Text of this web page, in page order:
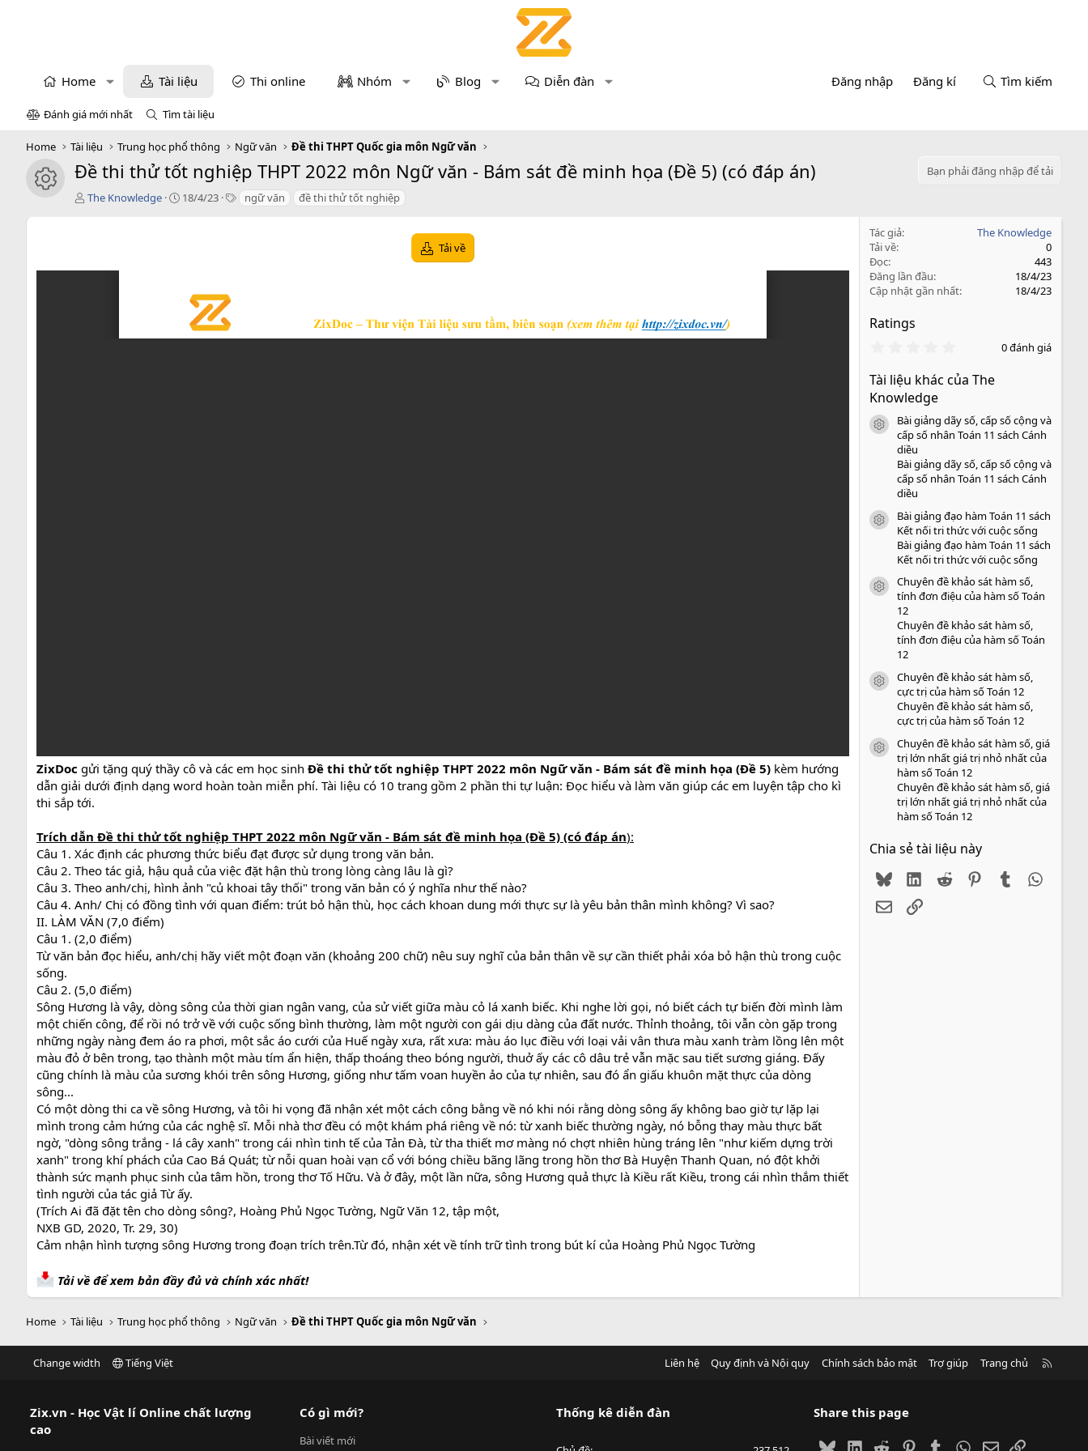
Home Tài liệu Thi online Nhóm Blog Diễn đàn Đăng nhập Đăng kí Tìm kiếm
Đánh giá mới nhất Tìm tài liệu
Home Tài liệu Trung học phổ thông Ngữ văn Đề thi THPT Quốc gia môn Ngữ văn
icon tài liệu
Đề thi thử tốt nghiệp THPT 2022 môn Ngữ văn - Bám sát đề minh họa (Đề 5) (có đáp án)
Bạn phải đăng nhập để tải
T
ả
The Knowledge
C
t
18/4/23
T ngữ văn đề thi thử tốt nghiệp
Tải về
ZixDoc gửi tặng quý thầy cô và các em học sinh Đề thi thử tốt nghiệp THPT 2022 môn Ngữ văn - Bám sát đề minh họa (Đề 5) kèm hướng
dẫn giải dưới định dạng word hoàn toàn miễn phí. Tài liệu có 10 trang gồm 2 phần thi tự luận: Đọc hiểu và làm văn giúp các em luyện tập cho kì
thi sắp tới.
Trích dẫn Đề thi thử tốt nghiệp THPT 2022 môn Ngữ văn - Bám sát đề minh họa (Đề 5) (có đáp án):
Câu 1. Xác định các phương thức biểu đạt được sử dụng trong văn bản.
Câu 2. Theo tác giả, hậu quả của việc đặt hận thù trong lòng càng lâu là gì?
Câu 3. Theo anh/chị, hình ảnh "củ khoai tây thối" trong văn bản có ý nghĩa như thế nào?
Câu 4. Anh/ Chị có đồng tình với quan điểm: trút bỏ hận thù, học cách khoan dung mới thực sự là yêu bản thân mình không? Vì sao?
II. LÀM VĂN (7,0 điểm)
Câu 1. (2,0 điểm)
Từ văn bản đọc hiểu, anh/chị hãy viết một đoạn văn (khoảng 200 chữ) nêu suy nghĩ của bản thân về sự cần thiết phải xóa bỏ hận thù trong cuộc
sống.
Câu 2. (5,0 điểm)
Sông Hương là vậy, dòng sông của thời gian ngân vang, của sử viết giữa màu cỏ lá xanh biếc. Khi nghe lời gọi, nó biết cách tự biến đời mình làm
một chiến công, để rồi nó trở về với cuộc sống bình thường, làm một người con gái dịu dàng của đất nước. Thỉnh thoảng, tôi vẫn còn gặp trong
những ngày nàng đem áo ra phơi, một sắc áo cưới của Huế ngày xưa, rất xưa: màu áo lục điều với loại vải vân thưa màu xanh tràm lồng lên một
màu đỏ ở bên trong, tạo thành một màu tím ẩn hiện, thấp thoáng theo bóng người, thuở ấy các cô dâu trẻ vẫn mặc sau tiết sương giáng. Đấy
cũng chính là màu của sương khói trên sông Hương, giống như tấm voan huyền ảo của tự nhiên, sau đó ẩn giấu khuôn mặt thực của dòng
sông...
Có một dòng thi ca về sông Hương, và tôi hi vọng đã nhận xét một cách công bằng về nó khi nói rằng dòng sông ấy không bao giờ tự lặp lại
mình trong cảm hứng của các nghệ sĩ. Mỗi nhà thơ đều có một khám phá riêng về nó: từ xanh biếc thường ngày, nó bỗng thay màu thực bất
ngờ, "dòng sông trắng - lá cây xanh" trong cái nhìn tinh tế của Tản Đà, từ tha thiết mơ màng nó chợt nhiên hùng tráng lên "như kiếm dựng trời
xanh" trong khí phách của Cao Bá Quát; từ nỗi quan hoài vạn cổ với bóng chiều bãng lãng trong hồn thơ Bà Huyện Thanh Quan, nó đột khởi
thành sức mạnh phục sinh của tâm hồn, trong thơ Tố Hữu. Và ở đây, một lần nữa, sông Hương quả thực là Kiều rất Kiều, trong cái nhìn thắm thiết
tình người của tác giả Từ ấy.
(Trích Ai đã đặt tên cho dòng sông?, Hoàng Phủ Ngọc Tường, Ngữ Văn 12, tập một,
NXB GD, 2020, Tr. 29, 30)
Cảm nhận hình tượng sông Hương trong đoạn trích trên.Từ đó, nhận xét về tính trữ tình trong bút kí của Hoàng Phủ Ngọc Tường
Tải về để xem bản đầy đủ và chính xác nhất!
Tác giả
The Knowledge
Tải về
0
Đọc
443
Đăng lần đầu
18/4/23
Cập nhật gần nhất
18/4/23
Ratings
0
0
o
0 đánh giá
Tài liệu khác của The
Knowledge
icon tài liệu
Bài giảng dãy số, cấp số cộng và
cấp số nhân Toán 11 sách Cánh
diều
Bài giảng dãy số, cấp số cộng và
cấp số nhân Toán 11 sách Cánh
diều
icon tài liệu
Bài giảng đạo hàm Toán 11 sách
Kết nối tri thức với cuộc sống
Bài giảng đạo hàm Toán 11 sách
Kết nối tri thức với cuộc sống
icon tài liệu
Chuyên đề khảo sát hàm số,
tính đơn điệu của hàm số Toán
12
Chuyên đề khảo sát hàm số,
tính đơn điệu của hàm số Toán
12
icon tài liệu
Chuyên đề khảo sát hàm số,
cực trị của hàm số Toán 12
Chuyên đề khảo sát hàm số,
cực trị của hàm số Toán 12
icon tài liệu
Chuyên đề khảo sát hàm số, giá
trị lớn nhất giá trị nhỏ nhất của
hàm số Toán 12
Chuyên đề khảo sát hàm số, giá
trị lớn nhất giá trị nhỏ nhất của
hàm số Toán 12
Chia sẻ tài liệu này
BlueskyLinkedIn
Reddit PinterestTumblr
EmailLink
Home Tài liệu Trung học phổ thông Ngữ văn Đề thi THPT Quốc gia môn Ngữ văn
Change width Tiếng Việt Liên hệ Quy định và Nội quy Chính sách bảo mật Trợ giúp Trang chủ
Zix.vn - Học Vật lí Online chất lượng
cao
Có gì mới?
Bài viết mới
Thống kê diễn đàn Share this page
BlueskyLinkedIn
Reddit PinterestTumblrWhatsApp
EmailLink